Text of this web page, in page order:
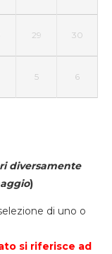
29 30
5 6
diversamente
)
di uno o
si riferisce ad